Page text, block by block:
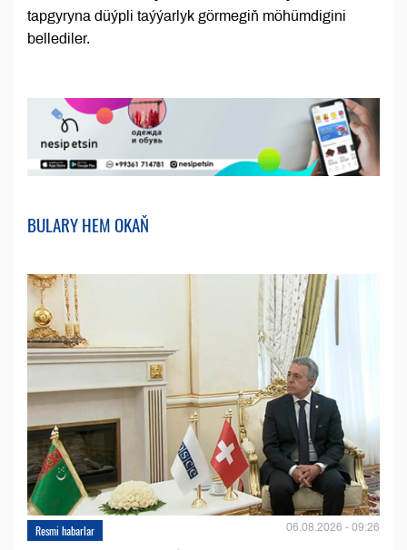
tapgyryna düýpli taýýarlyk görmegiň möhümdigini
bellediler.
BULARY HEM OKAŇ
Resmi habarlar 06.08.2026 - 09:26